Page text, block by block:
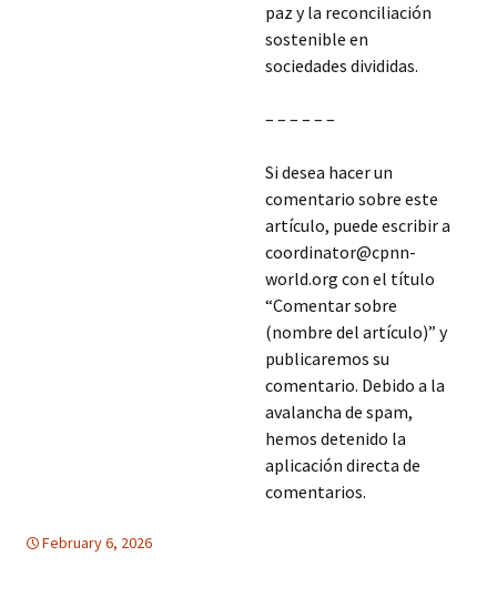
paz y la reconciliación
sostenible en
sociedades divididas.
– – – – – –
Si desea hacer un
comentario sobre este
artículo, puede escribir a
coordinator@cpnn-
world.org con el título
“Comentar sobre
(nombre del artículo)” y
publicaremos su
comentario. Debido a la
avalancha de spam,
hemos detenido la
aplicación directa de
comentarios.
February 6, 2026